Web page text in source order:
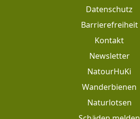
Footer: Meta Navigation
Datenschutz
Barrierefreiheit
Kontakt
Newsletter
NatourHuKi
Wanderbienen
Naturlotsen